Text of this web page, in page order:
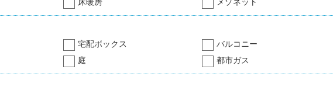
床暖房 メゾネット
宅配ボックス バルコニー
庭 都市ガス